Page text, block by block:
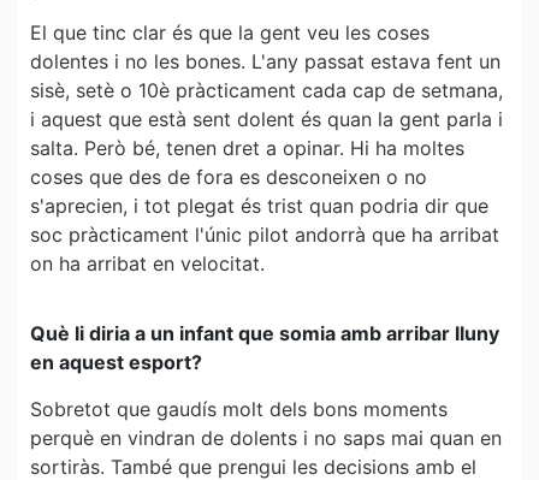
El que tinc clar és que la gent veu les coses
dolentes i no les bones. L'any passat estava fent un
sisè, setè o 10è pràcticament cada cap de setmana,
i aquest que està sent dolent és quan la gent parla i
salta. Però bé, tenen dret a opinar. Hi ha moltes
coses que des de fora es desconeixen o no
s'aprecien, i tot plegat és trist quan podria dir que
soc pràcticament l'únic pilot andorrà que ha arribat
on ha arribat en velocitat.
Què li diria a un infant que somia amb arribar lluny
en aquest esport?
Sobretot que gaudís molt dels bons moments
perquè en vindran de dolents i no saps mai quan en
sortiràs. També que prengui les decisions amb el